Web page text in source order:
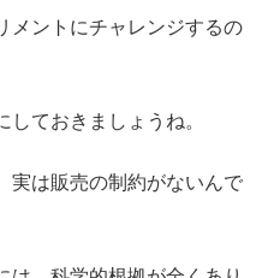
メントにチャレンジするの
ておきましょうね。
実は販売の制約がないんで